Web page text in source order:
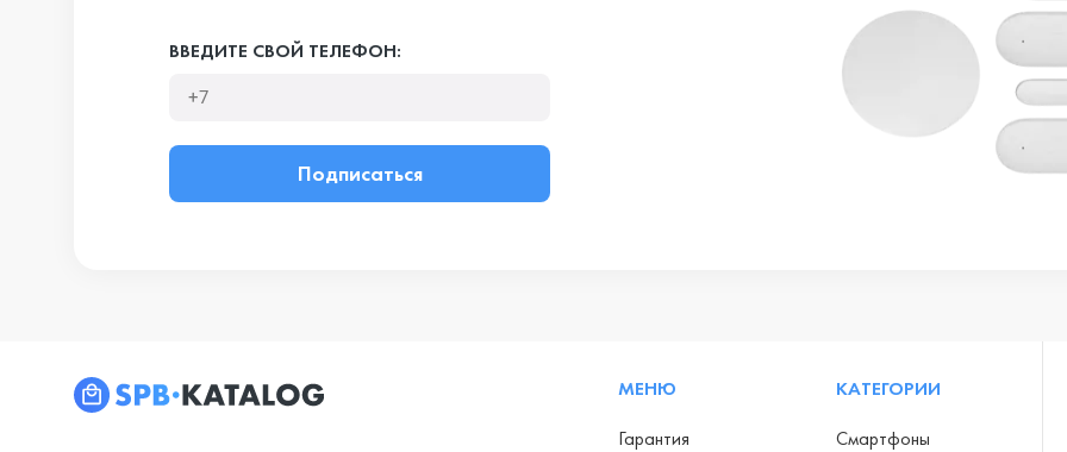
ВВЕДИТЕ СВОЙ ТЕЛЕФОН:
Подписаться
МЕНЮ
Гарантия
КАТЕГОРИИ
Смартфоны